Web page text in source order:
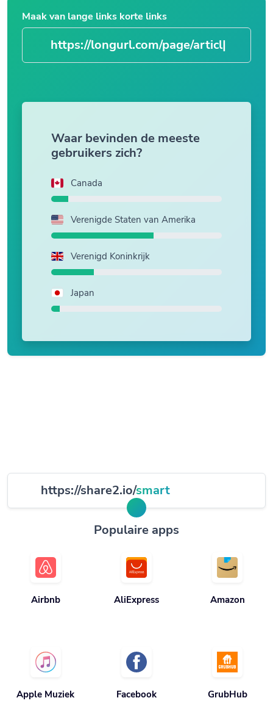
Maak van lange links korte links
https://longurl.com|
Waar bevinden de meeste
gebruikers zich?
Canada
Verenigde Staten van Amerika
Verenigd Koninkrijk
Japan
https://share2.io/smart
Populaire apps
Airbnb AliExpress Amazon
Apple Muziek Facebook GrubHub